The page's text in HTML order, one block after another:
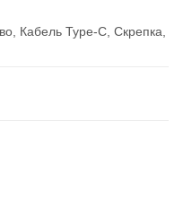
Кабель Type-C, Скрепка,